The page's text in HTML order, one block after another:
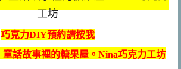
巧克力DIY預約請按我